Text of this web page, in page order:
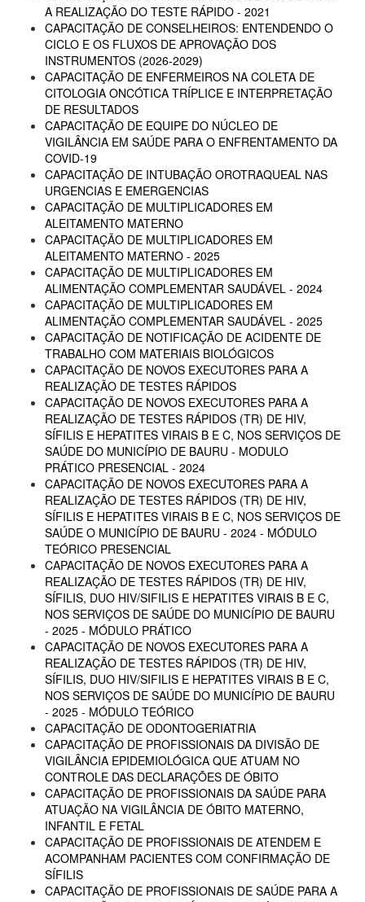
A REALIZAÇÃO DO TESTE RÁPIDO - 2021
CAPACITAÇÃO DE CONSELHEIROS: ENTENDENDO O
CICLO E OS FLUXOS DE APROVAÇÃO DOS
INSTRUMENTOS (2026-2029)
CAPACITAÇÃO DE ENFERMEIROS NA COLETA DE
CITOLOGIA ONCÓTICA TRÍPLICE E INTERPRETAÇÃO
DE RESULTADOS
CAPACITAÇÃO DE EQUIPE DO NÚCLEO DE
VIGILÂNCIA EM SAÚDE PARA O ENFRENTAMENTO DA
COVID-19
CAPACITAÇÃO DE INTUBAÇÃO OROTRAQUEAL NAS
URGENCIAS E EMERGENCIAS
CAPACITAÇÃO DE MULTIPLICADORES EM
ALEITAMENTO MATERNO
CAPACITAÇÃO DE MULTIPLICADORES EM
ALEITAMENTO MATERNO - 2025
CAPACITAÇÃO DE MULTIPLICADORES EM
ALIMENTAÇÃO COMPLEMENTAR SAUDÁVEL - 2024
CAPACITAÇÃO DE MULTIPLICADORES EM
ALIMENTAÇÃO COMPLEMENTAR SAUDÁVEL - 2025
CAPACITAÇÃO DE NOTIFICAÇÃO DE ACIDENTE DE
TRABALHO COM MATERIAIS BIOLÓGICOS
CAPACITAÇÃO DE NOVOS EXECUTORES PARA A
REALIZAÇÃO DE TESTES RÁPIDOS
CAPACITAÇÃO DE NOVOS EXECUTORES PARA A
REALIZAÇÃO DE TESTES RÁPIDOS (TR) DE HIV,
SÍFILIS E HEPATITES VIRAIS B E C, NOS SERVIÇOS DE
SAÚDE DO MUNICÍPIO DE BAURU - MODULO
PRÁTICO PRESENCIAL - 2024
CAPACITAÇÃO DE NOVOS EXECUTORES PARA A
REALIZAÇÃO DE TESTES RÁPIDOS (TR) DE HIV,
SÍFILIS E HEPATITES VIRAIS B E C, NOS SERVIÇOS DE
SAÚDE O MUNICÍPIO DE BAURU - 2024 - MÓDULO
TEÓRICO PRESENCIAL
CAPACITAÇÃO DE NOVOS EXECUTORES PARA A
REALIZAÇÃO DE TESTES RÁPIDOS (TR) DE HIV,
SÍFILIS, DUO HIV/SIFILIS E HEPATITES VIRAIS B E C,
NOS SERVIÇOS DE SAÚDE DO MUNICÍPIO DE BAURU
- 2025 - MÓDULO PRÁTICO
CAPACITAÇÃO DE NOVOS EXECUTORES PARA A
REALIZAÇÃO DE TESTES RÁPIDOS (TR) DE HIV,
SÍFILIS, DUO HIV/SIFILIS E HEPATITES VIRAIS B E C,
NOS SERVIÇOS DE SAÚDE DO MUNICÍPIO DE BAURU
- 2025 - MÓDULO TEÓRICO
CAPACITAÇÃO DE ODONTOGERIATRIA
CAPACITAÇÃO DE PROFISSIONAIS DA DIVISÃO DE
VIGILÂNCIA EPIDEMIOLÓGICA QUE ATUAM NO
CONTROLE DAS DECLARAÇÕES DE ÓBITO
CAPACITAÇÃO DE PROFISSIONAIS DA SAÚDE PARA
ATUAÇÃO NA VIGILÂNCIA DE ÓBITO MATERNO,
INFANTIL E FETAL
CAPACITAÇÃO DE PROFISSIONAIS DE ATENDEM E
ACOMPANHAM PACIENTES COM CONFIRMAÇÃO DE
SÍFILIS
CAPACITAÇÃO DE PROFISSIONAIS DE SAÚDE PARA A